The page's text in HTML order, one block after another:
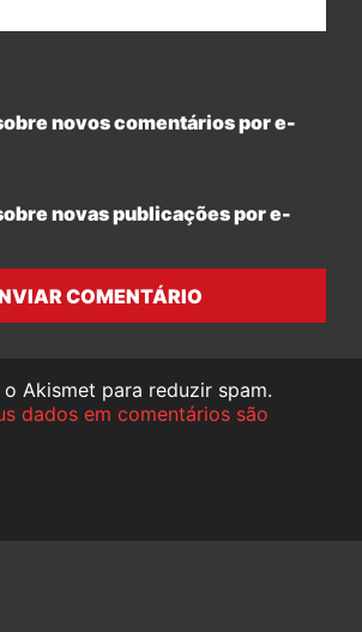
novos comentários por e-
novas publicações por e-
COMENTÁRIO
Akismet para reduzir spam.
dados em comentários são